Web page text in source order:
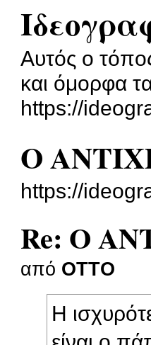
Αυτός ο
και όμορφα
https://
Ο
https://
Re: Ο
από OTTO
Η